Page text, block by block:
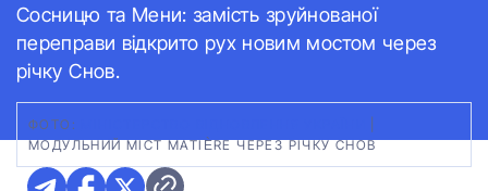
Сосницю та Мени: замість зруйнованої
переправи відкрито рух новим мостом через
річку Снов.
ФОТО:
МОДУЛЬНИЙ МІСТ MATIÈRE ЧЕРЕЗ РІЧКУ СНОВ